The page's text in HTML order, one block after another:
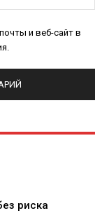
и веб-сайт в
риска